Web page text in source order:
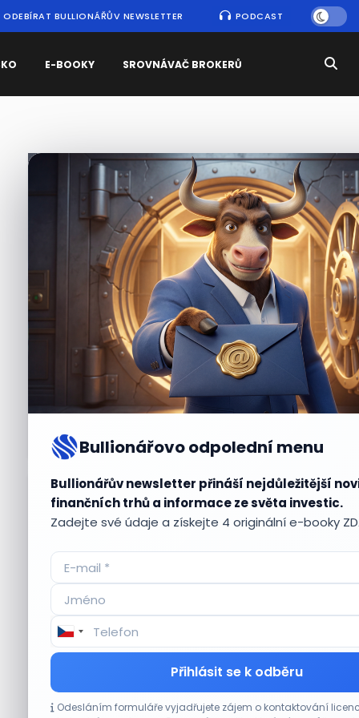
ODEBÍRAT BULLIONÁŘŮV NEWSLETTER PODCAST
E-BOOKY SROVNÁVAČ BROKERŮ
Bullionářovo odpolední menu
Bullionářův newsletter přináší nejdůležitější
finančních trhů a informace ze světa investic.
Zadejte své údaje a získejte 4 originální e-booky
Přihlásit se k odběru
Odesláním formuláře vyjadřujete zájem o kontaktování
Nejčtenějšízprávy
Aktuálnípříležitosti
Plány Starlinku srazily akcie T-Mobile, AT&T